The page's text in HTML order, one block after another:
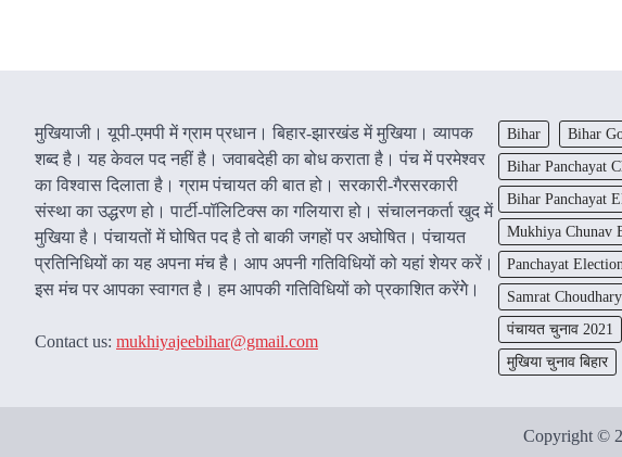
मुखियाजी। यूपी-एमपी में ग्राम प्रधान। बिहार-झारखंड में मुखिया। व्यापक
शब्द है। यह केवल पद नहीं है। जवाबदेही का बोध कराता है। पंच में परमेश्वर
का विश्वास दिलाता है। ग्राम पंचायत की बात हो। सरकारी-गैरसरकारी
संस्था का उद्धरण हो। पार्टी-पॉलिटिक्स का गलियारा हो। संचालनकर्ता खुद में
मुखिया है। पंचायतों में घोषित पद है तो बाकी जगहों पर अघोषित। पंचायत
प्रतिनिधियों का यह अपना मंच है। आप अपनी गतिविधियों को यहां शेयर करें।
इस मंच पर आपका स्वागत है। हम आपकी गतिविधियों को प्रकाशित करेंगेे।
Contact us: mukhiyajeebihar@gmail.com
Bihar Bihar
Bihar Panchayat
Bihar Panchayat
Mukhiya Chunav
Panchayat Election
Samrat
पंचायत चुनाव 2021
मुखिया चुनाव बिहार
Copyright ©